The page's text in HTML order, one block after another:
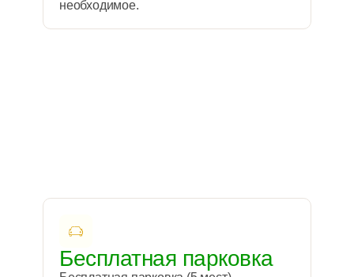
необходимое.
Бесплатная парковка